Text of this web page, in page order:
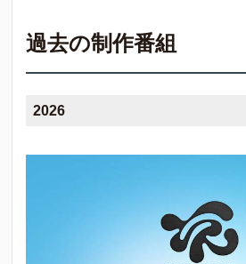
過去の制作番組
2026